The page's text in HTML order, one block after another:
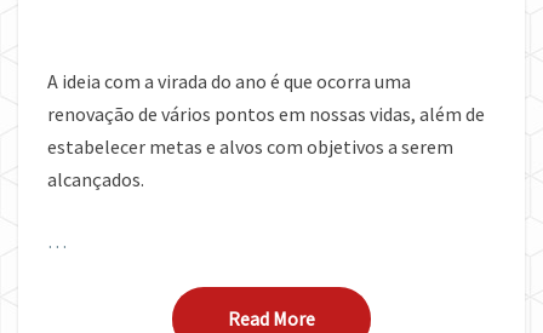
A ideia com a virada do ano é que ocorra uma
renovação de vários pontos em nossas vidas, além de
estabelecer metas e alvos com objetivos a serem
alcançados.
…
Read MoreRead More